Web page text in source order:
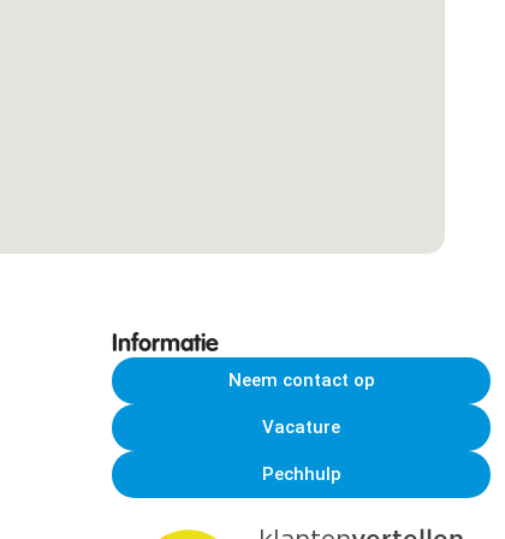
Informatie
Neem contact op
Vacature
Pechhulp